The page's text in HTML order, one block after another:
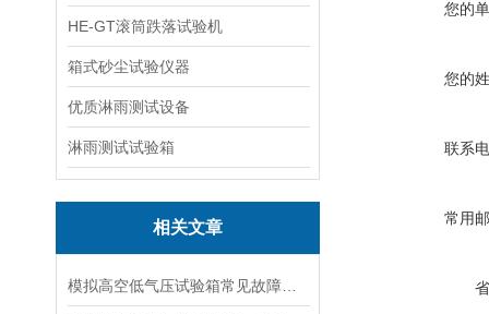
HE-GT滚筒跌落试验机
箱式砂尘试验仪器
优质淋雨测试设备
淋雨测试试验箱
相关文章
您的
您的
联系
常用